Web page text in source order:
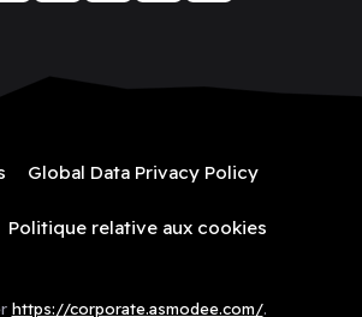
Global Data Privacy Policy
Politique relative aux cookies
https://corporate.asmodee.com/.